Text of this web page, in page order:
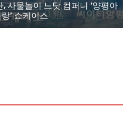
사물놀이 느닷 컴퍼니 ‘양평아
’ 쇼케이스